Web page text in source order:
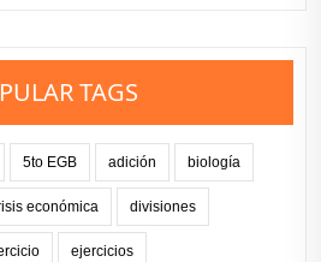
TAGS
5to EGB adición biología
económica divisiones
ejercicios